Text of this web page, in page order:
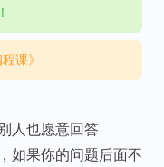
课》
人也愿意回答
如果你的问题后面不